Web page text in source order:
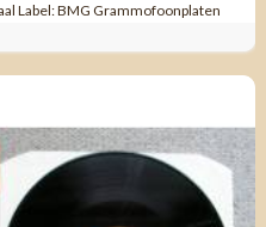
Label: BMG Grammofoonplaten